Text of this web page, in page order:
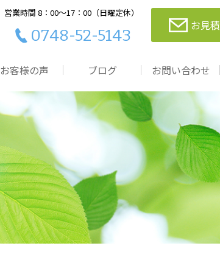
営業時間 8：00～17：00（日曜定休）
0748-52-5143
お見
お客様の声 ブログ お問い合わせ